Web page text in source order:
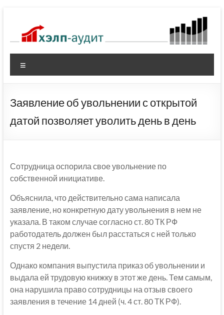
содержимому
Заявление об увольнении с открытой
датой позволяет уволить день в день
Сотрудница оспорила свое увольнение по
собственной инициативе.
Объяснила, что действительно сама написала
заявление, но конкретную дату увольнения в нем не
указала. В таком случае согласно ст. 80 ТК РФ
работодатель должен был расстаться с ней только
спустя 2 недели.
Однако компания выпустила приказ об увольнении и
выдала ей трудовую книжку в этот же день. Тем самым,
она нарушила право сотрудницы на отзыв своего
заявления в течение 14 дней (ч. 4 ст. 80 ТК РФ).